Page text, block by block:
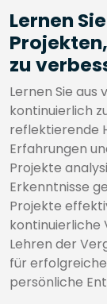
Lernen
zu
Lernen Sie aus
kontinuierlich
reflektierende
Erfahrungen
Projekte
Erkenntnisse
Projekte
kontinuierliche
Lehren der
für
persönliche